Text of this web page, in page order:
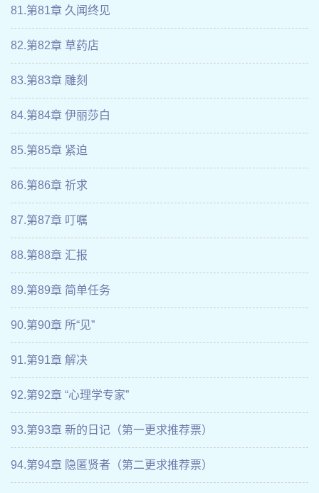
81.第81章 久闻终见
82.第82章 草药店
83.第83章 雕刻
84.第84章 伊丽莎白
85.第85章 紧迫
86.第86章 祈求
87.第87章 叮嘱
88.第88章 汇报
89.第89章 简单任务
90.第90章 所“见”
91.第91章 解决
92.第92章 “心理学专家”
93.第93章 新的日记（第一更求推荐票）
94.第94章 隐匿贤者（第二更求推荐票）